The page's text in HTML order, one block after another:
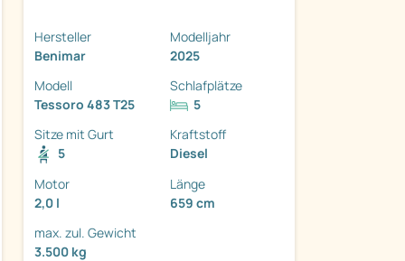
Hersteller
Benimar
Modelljahr
2025
Modell
Tessoro 483 T25
Schlafplätze
5
Sitze mit Gurt
5
Kraftstoff
Diesel
Motor
2,0 l
Länge
659 cm
max. zul. Gewicht
3.500 kg